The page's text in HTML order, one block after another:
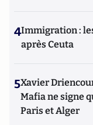
4Immigration :
après Ceuta
5Xavier
Mafia ne signe
Paris et Alger